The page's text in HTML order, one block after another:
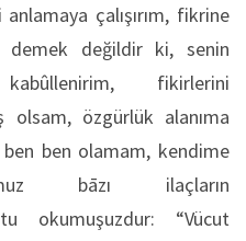
çalışırım, fikrine
demek değildir ki, senin
fikirlerini
özgürlük alanıma
ben olamam, kendime
bāzı ilaçların
okumuşuzdur: “Vücut